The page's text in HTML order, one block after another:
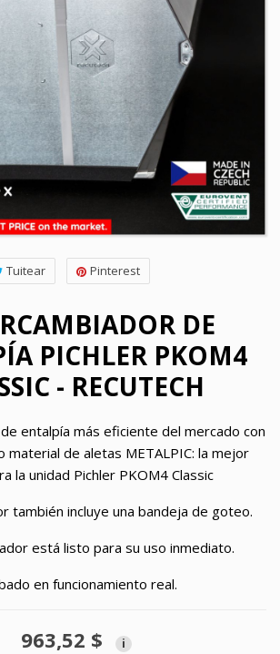
Tuitear Pinterest
DE
PICHLER PKOM4
- RECUTECH
entalpía más eficiente del mercado con
material de aletas METALPIC: la mejor
la unidad Pichler PKOM4 Classic
también incluye una bandeja de goteo.
está listo para su uso inmediato.
en funcionamiento real.
963,52 $ i